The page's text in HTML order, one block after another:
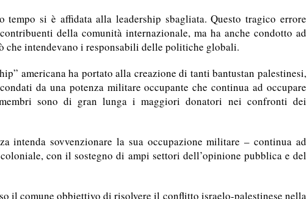
tempo si è affidata alla leadership sbagliata. Questo tragico errore
della comunità internazionale, ma ha anche condotto ad
che intendevano i responsabili delle politiche globali.
americana ha portato alla creazione di tanti bantustan palestinesi,
da una potenza militare occupante che continua ad occupare
sono di gran lunga i maggiori donatori nei confronti dei
intenda sovvenzionare la sua occupazione militare – continua ad
con il sostegno di ampi settori dell’opinione pubblica e del
il comune obbiettivo di risolvere il conflitto israelo-palestinese nella